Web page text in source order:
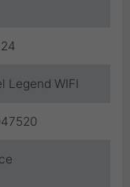
Legend WIFI